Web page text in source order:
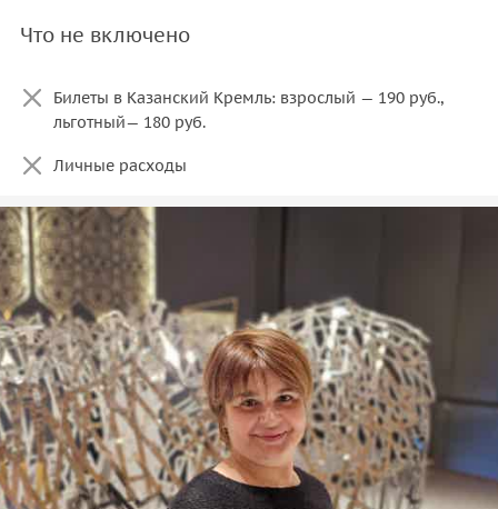
Что не включено
Билеты в Казанский Кремль: взрослый — 190 руб.,
льготный— 180 руб.
Личные расходы